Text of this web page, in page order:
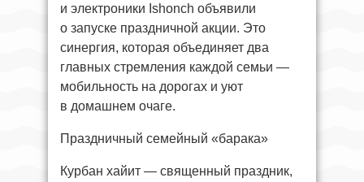
и электроники Ishonch объявили
о запуске праздничной акции. Это
синергия, которая объединяет два
главных стремления каждой семьи —
мобильность на дорогах и уют
в домашнем очаге.
Праздничный семейный «барака»
Курбан хайит — священный праздник,